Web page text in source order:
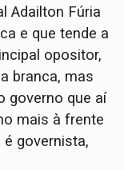
Adailton Fúria
e que tende a
opositor,
branca, mas
governo que aí
mais à frente
governista,